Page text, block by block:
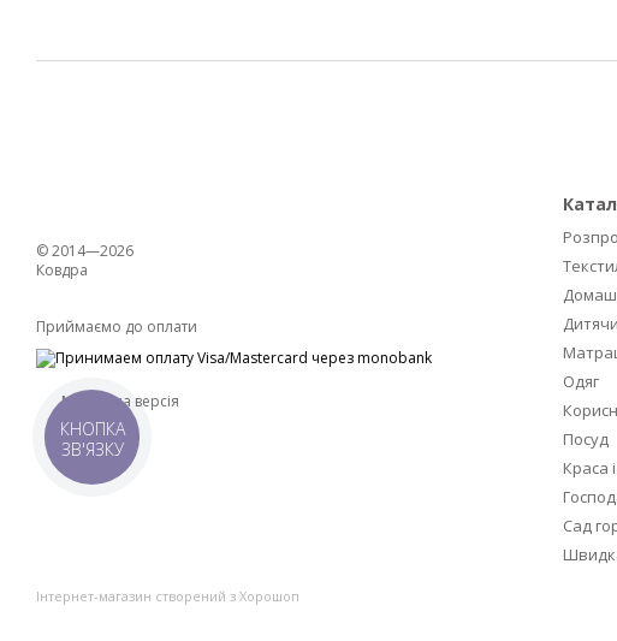
© 2014—2026
Ковдра
Приймаємо до оплати
Мобільна версія
Інтернет-магазин створений з Хорошоп
Одяг
Посуд
Краса
Сад
КНОПКА
ЗВ'ЯЗКУ